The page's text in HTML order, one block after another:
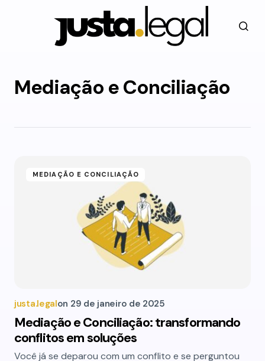
Mediação e Conciliação
MEDIAÇÃO E CONCILIAÇÃO
justa.legalon 29 de janeiro de 2025
Mediação e Conciliação: transformando
conflitos em soluções
Você já se deparou com um conflito e se perguntou